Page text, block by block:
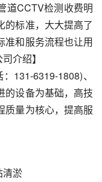
道CCTV检测收费明
的标准，大大提高了
准和服务流程也让用
介绍】
131-6319-1808)、
的设备为基础，高技
质量为核心，提高服
清淤